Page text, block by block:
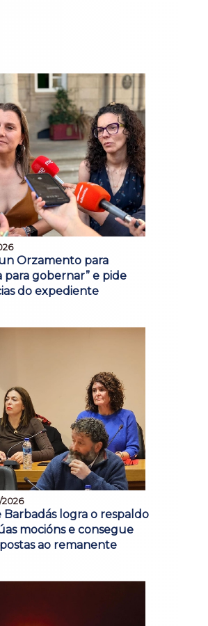
Orzamento para
para gobernar” e pide
do expediente
2026
Barbadás logra o respaldo
mocións e consegue
ao remanente